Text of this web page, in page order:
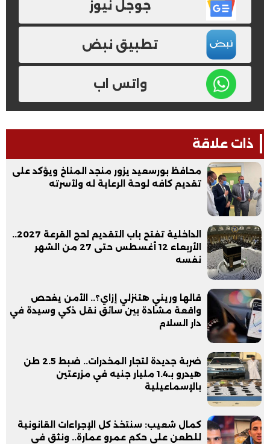
جوجل نيوز
تطبيق نبض
واتس اب
ذات علاقة
محافظ بورسعيد يزور منجد المناخ ويؤكد على
تقديم كافه لوحة الرعاية له ولأسرته
الداخلية تفتح باب التقديم لحج القرعة 2027..
الأربعاء 12 أغسطس حتى 27 من الشهر
نفسه
قالها وريني هتنزلي إزاي؟.. الأمن يفحص
واقعة مشادة بين سائق نقل ذكي وسيدة في
دار السلام
ضربة جديدة لتجار المخدرات.. ضبط 2.5 طن
هيدرو بـ1.4 مليار جنيه في مزرعتين
بالإسماعيلية
كمال شعيب: سنتخذ كل الإجراءات القانونية
للطعن على حكم عمرو عمارة.. ونثق في